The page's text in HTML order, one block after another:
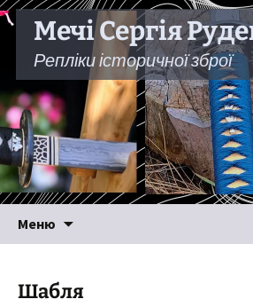
Мечі Сергія
Репліки історичної зброї
Меню
Шабля